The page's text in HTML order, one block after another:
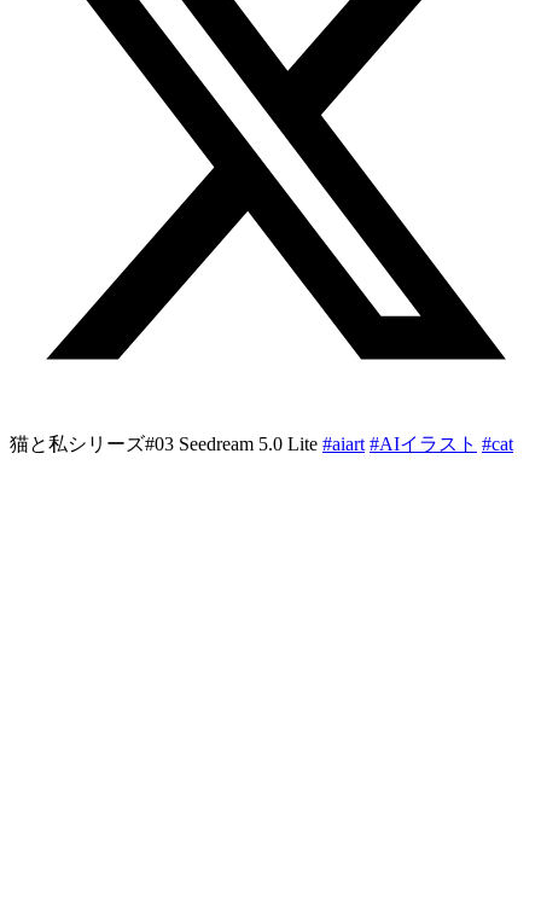
猫と私シリーズ#03 Seedream 5.0 Lite #aiart #AIイラスト︎︎ #cat